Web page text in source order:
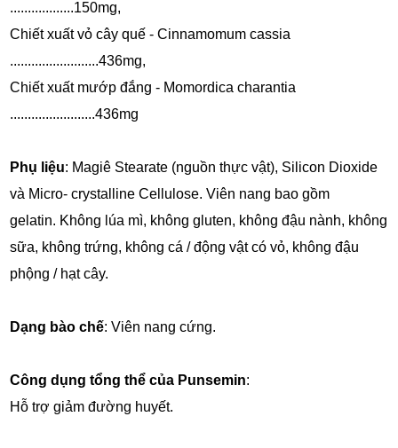
..................150mg,
Chiết xuất vỏ cây quế - Cinnamomum cassia
.........................436mg,
Chiết xuất mướp đắng - Momordica charantia
........................436mg
Phụ liệu: Magiê Stearate (nguồn thực vật), Silicon Dioxide
và Micro- crystalline Cellulose. Viên nang bao gồm
gelatin. Không lúa mì, không gluten, không đậu nành, không
sữa, không trứng, không cá / động vật có vỏ, không đậu
phộng / hạt cây.
Dạng bào chế: Viên nang cứng.
Công dụng tổng thể của Punsemin:
Hỗ trợ giảm đường huyết.